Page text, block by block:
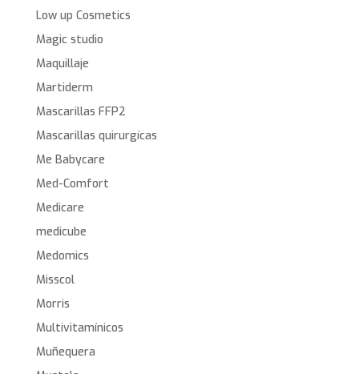
Low up Cosmetics
Magic studio
Maquillaje
Martiderm
Mascarillas FFP2
Mascarillas quirurgícas
Me Babycare
Med-Comfort
Medicare
medicube
Medomics
Misscol
Morris
Multivitamínicos
Muñequera